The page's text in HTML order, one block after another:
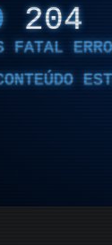
204
FATAL